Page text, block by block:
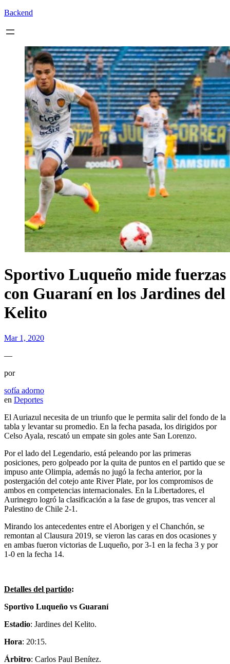
Backend
Sportivo Luqueño mide fuerzas
con Guaraní en los Jardines del
Kelito
Mar 1, 2020
—
por
sofía adorno
en Deportes
El Auriazul necesita de un triunfo que le permita salir del fondo de la
tabla y levantar su promedio. En la fecha pasada, los dirigidos por
Celso Ayala, rescató un empate sin goles ante San Lorenzo.
Por el lado del Legendario, está peleando por las primeras
posiciones, pero golpeado por la quita de puntos en el partido que se
impuso ante Olimpia, además no jugó la fecha anterior, por la
postergación del cotejo ante River Plate, por los compromisos de
ambos en competencias internacionales. En la Libertadores, el
Aurinegro logró la clasificación a la fase de grupos, tras vencer al
Palestino de Chile 2-1.
Mirando los antecedentes entre el Aborigen y el Chanchón, se
remontan al Clausura 2019, se vieron las caras en dos ocasiones y
en ambas fueron victorias de Luqueño, por 3-1 en la fecha 3 y por
1-0 en la fecha 14.
Detalles del partido:
Sportivo Luqueño vs Guaraní
Estadio: Jardines del Kelito.
Hora: 20:15.
Árbitro: Carlos Paul Benítez.